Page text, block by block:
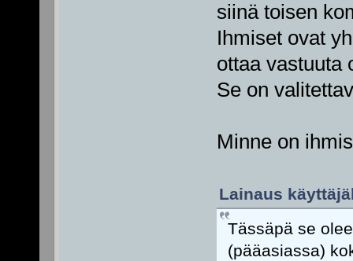
siinä toisen
Ihmiset ovat
ottaa vastuuta
Se on
Minne on
Lainaus
Tässäpä se
(pääasiassa)